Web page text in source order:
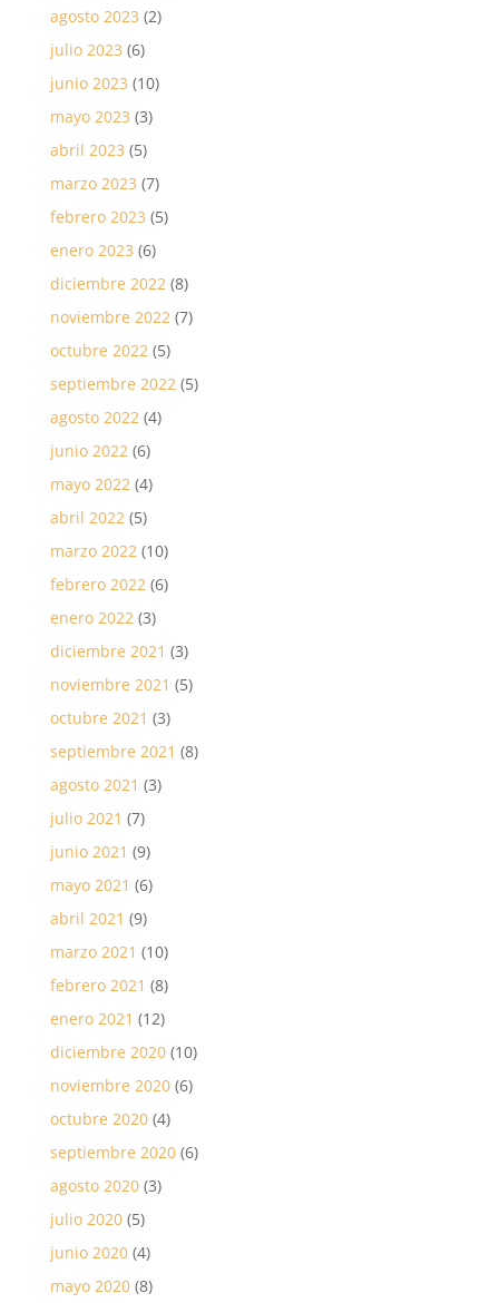
agosto 2023 (2)
julio 2023 (6)
junio 2023 (10)
mayo 2023 (3)
abril 2023 (5)
marzo 2023 (7)
febrero 2023 (5)
enero 2023 (6)
diciembre 2022(8)
noviembre 2022(7)
octubre 2022(5)
septiembre 2022(5)
agosto 2022(4)
junio 2022(6)
mayo 2022(4)
abril 2022(5)
marzo 2022(10)
febrero 2022(6)
enero 2022(3)
diciembre 2021 (3)
noviembre 2021 (5)
octubre 2021 (3)
septiembre 2021 (8)
agosto 2021 (3)
julio 2021 (7)
junio 2021 (9)
mayo 2021 (6)
abril 2021 (9)
marzo 2021 (10)
febrero 2021 (8)
enero 2021 (12)
diciembre 2020(10)
noviembre 2020(6)
octubre 2020(4)
septiembre 2020(6)
agosto 2020(3)
julio 2020(5)
junio 2020(4)
mayo 2020(8)